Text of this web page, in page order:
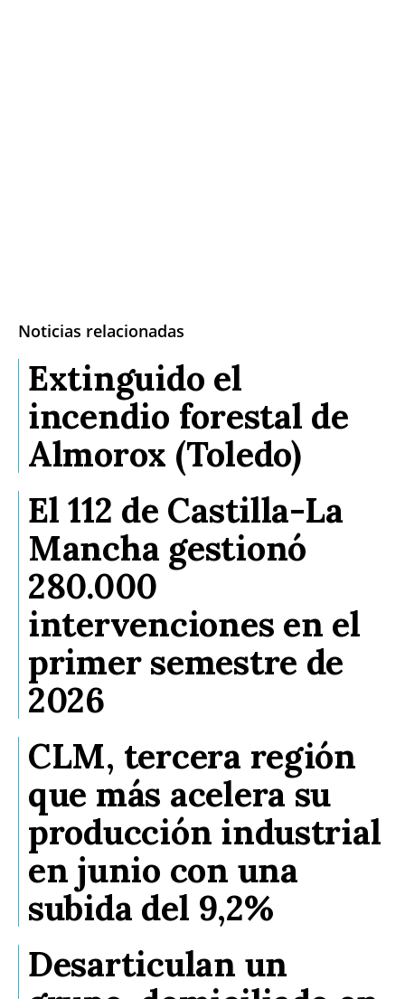
Noticias relacionadas
Extinguido el
incendio forestal de
Almorox (Toledo)
El 112 de Castilla-La
Mancha gestionó
280.000
intervenciones en el
primer semestre de
2026
CLM, tercera región
que más acelera su
producción industrial
en junio con una
subida del 9,2%
Desarticulan un